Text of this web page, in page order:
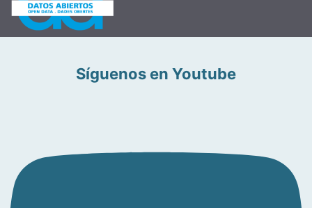
Síguenos en Youtube